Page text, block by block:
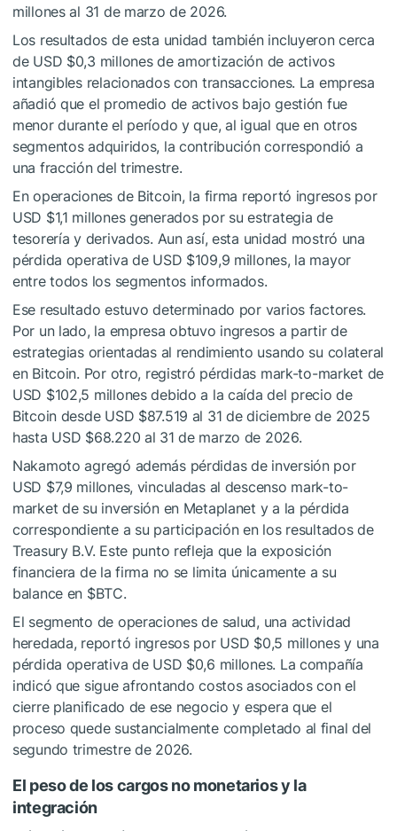
millones al 31 de marzo de 2026.
Los resultados de esta unidad también incluyeron cerca
de USD $0,3 millones de amortización de activos
intangibles relacionados con transacciones. La empresa
añadió que el promedio de activos bajo gestión fue
menor durante el período y que, al igual que en otros
segmentos adquiridos, la contribución correspondió a
una fracción del trimestre.
En operaciones de Bitcoin, la firma reportó ingresos por
USD $1,1 millones generados por su estrategia de
tesorería y derivados. Aun así, esta unidad mostró una
pérdida operativa de USD $109,9 millones, la mayor
entre todos los segmentos informados.
Ese resultado estuvo determinado por varios factores.
Por un lado, la empresa obtuvo ingresos a partir de
estrategias orientadas al rendimiento usando su colateral
en Bitcoin. Por otro, registró pérdidas mark-to-market de
USD $102,5 millones debido a la caída del precio de
Bitcoin desde USD $87.519 al 31 de diciembre de 2025
hasta USD $68.220 al 31 de marzo de 2026.
Nakamoto agregó además pérdidas de inversión por
USD $7,9 millones, vinculadas al descenso mark-to-
market de su inversión en Metaplanet y a la pérdida
correspondiente a su participación en los resultados de
Treasury B.V. Este punto refleja que la exposición
financiera de la firma no se limita únicamente a su
balance en $BTC.
El segmento de operaciones de salud, una actividad
heredada, reportó ingresos por USD $0,5 millones y una
pérdida operativa de USD $0,6 millones. La compañía
indicó que sigue afrontando costos asociados con el
cierre planificado de ese negocio y espera que el
proceso quede sustancialmente completado al final del
segundo trimestre de 2026.
El peso de los cargos no monetarios y la
integración